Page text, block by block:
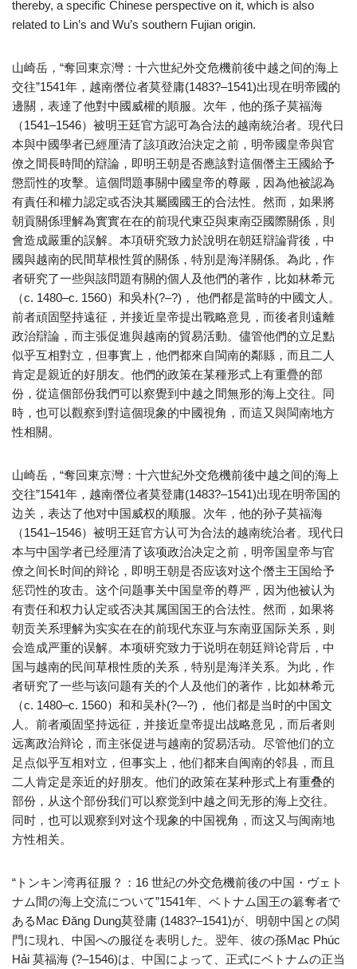
thereby, a specific Chinese perspective on it, which is also
related to Lin’s and Wu’s southern Fujian origin.
山崎岳，“奪回東京灣：十六世紀外交危機前後中越之间的海上
交往”1541年，越南僭位者莫登庸(1483?–1541)出現在明帝國的
邊關，表達了他對中國威權的順服。次年，他的孫子莫福海
（1541–1546）被明王廷官方認可為合法的越南統治者。現代日
本與中國學者已經厘清了該項政治決定之前，明帝國皇帝與官
僚之間長時間的辯論，即明王朝是否應該對這個僭主王國給予
懲罰性的攻擊。這個問題事關中國皇帝的尊嚴，因為他被認為
有責任和權力認定或否決其屬國國王的合法性。然而，如果將
朝貢關係理解為實實在在的前現代東亞與東南亞國際關係，則
會造成嚴重的誤解。本項研究致力於說明在朝廷辯論背後，中
國與越南的民間草根性質的關係，特別是海洋關係。為此，作
者研究了一些與該問題有關的個人及他們的著作，比如林希元
（c. 1480–c. 1560）和吳朴(?–?)， 他們都是當時的中國文人。
前者頑固堅持遠征，并接近皇帝提出戰略意見，而後者則遠離
政治辯論，而主張促進與越南的貿易活動。儘管他們的立足點
似乎互相對立，但事實上，他們都來自閩南的鄰縣，而且二人
肯定是親近的好朋友。他們的政策在某種形式上有重疊的部
份，從這個部份我們可以察覺到中越之間無形的海上交往。同
時，也可以觀察到對這個現象的中國視角，而這又與閩南地方
性相關。
山崎岳，“奪回東京灣：十六世紀外交危機前後中越之间的海上
交往”1541年，越南僭位者莫登庸(1483?–1541)出现在明帝国的
边关，表达了他对中国威权的顺服。次年，他的孙子莫福海
（1541–1546）被明王廷官方认可为合法的越南统治者。现代日
本与中国学者已经厘清了该项政治决定之前，明帝国皇帝与官
僚之间长时间的辩论，即明王朝是否应该对这个僭主王国给予
惩罚性的攻击。这个问题事关中国皇帝的尊严，因为他被认为
有责任和权力认定或否决其属国国王的合法性。然而，如果将
朝贡关系理解为实实在在的前现代东亚与东南亚国际关系，则
会造成严重的误解。本项研究致力于说明在朝廷辩论背后，中
国与越南的民间草根性质的关系，特别是海洋关系。为此，作
者研究了一些与该问题有关的个人及他们的著作，比如林希元
（c. 1480–c. 1560）和和吴朴(?–-?)， 他们都是当时的中国文
人。前者顽固坚持远征，并接近皇帝提出战略意见，而后者则
远离政治辩论，而主张促进与越南的贸易活动。尽管他们的立
足点似乎互相对立，但事实上，他们都来自闽南的邻县，而且
二人肯定是亲近的好朋友。他们的政策在某种形式上有重叠的
部份，从这个部份我们可以察觉到中越之间无形的海上交往。
同时，也可以观察到对这个现象的中国视角，而这又与闽南地
方性相关。
“トンキン湾再征服？：16 世紀の外交危機前後の中国・ヴェト
ナム間の海上交流について”1541年、ベトナム国王の簒奪者で
あるMạc Đăng Dung莫登庸 (1483?–1541)が、明朝中国との関
門に現れ、中国への服従を表明した。翌年、彼の孫Mạc Phúc
Hải 莫福海 (?–1546)は、中国によって、正式にベトナムの正当